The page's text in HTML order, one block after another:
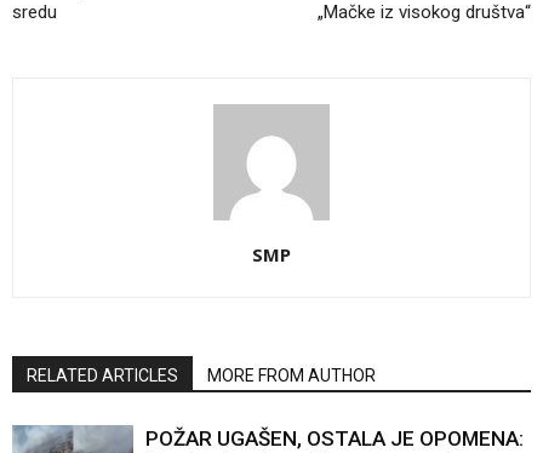
sredu
„Mačke iz visokog društva“
SMP
RELATED ARTICLES MORE FROM AUTHOR
POŽAR UGAŠEN, OSTALA JE OPOMENA: